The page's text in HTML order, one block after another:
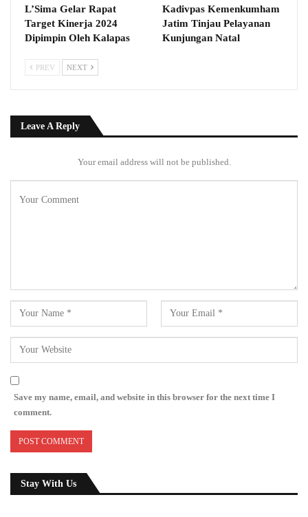
L’Sima Gelar Rapat
Target Kinerja 2024
Dipimpin Oleh Kalapas
Kadivpas Kemenkumham
Jatim Tinjau Pelayanan
Kunjungan Natal
PREV NEXT
Leave A Reply
Your email address will not be published.
Save my name, email, and website in this browser for the next time I
comment.
Stay With Us